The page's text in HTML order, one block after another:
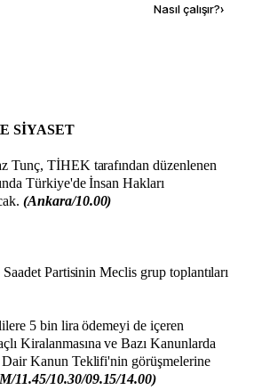
Nasıl çalışır?›
SİYASET
Tunç, TİHEK tarafından düzenlenen
Türkiye'de İnsan Hakları
(Ankara/10.00)
Partisinin Meclis grup toplantıları
5 bin lira ödemeyi de içeren
Kiralanmasına ve Bazı Kanunlarda
Dair Kanun Teklifi'nin görüşmelerine
11.45/10.30/09.15/14.00)